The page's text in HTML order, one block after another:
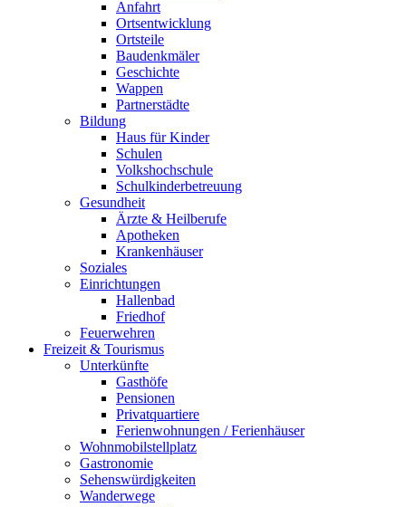
Anfahrt
Ortsentwicklung
Ortsteile
Baudenkmäler
Geschichte
Wappen
Partnerstädte
Bildung
Haus für Kinder
Schulen
Volkshochschule
Schulkinderbetreuung
Gesundheit
Ärzte & Heilberufe
Apotheken
Krankenhäuser
Soziales
Einrichtungen
Hallenbad
Friedhof
Feuerwehren
Freizeit & Tourismus
Unterkünfte
Gasthöfe
Pensionen
Privatquartiere
Ferienwohnungen / Ferienhäuser
Wohnmobilstellplatz
Gastronomie
Sehenswürdigkeiten
Wanderwege